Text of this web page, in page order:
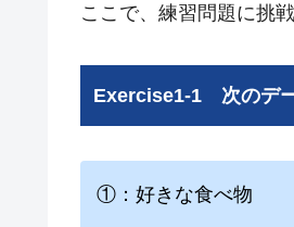
ここで、練習問題に挑
Exercise1-1 次のデー
①：好きな食べ物